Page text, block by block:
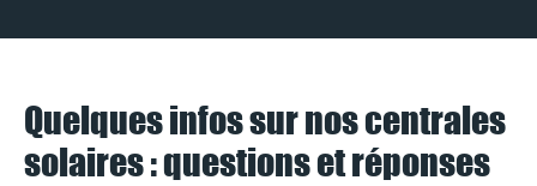
Quelques infos sur nos centrales
solaires : questions et réponses